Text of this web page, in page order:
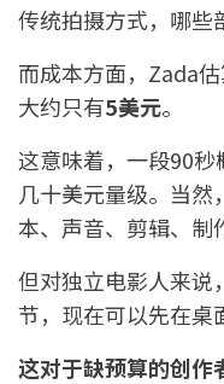
传统拍摄方式，哪些
而成本方面，Zada
大约只有5美元。
这意味着，一段90
几十美元量级。当
本、声音、剪辑、制
但对独立电影人来说
节，现在可以先在桌
这对于缺预算的创作